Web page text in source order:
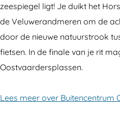
zeespiegel ligt! Je duikt het
de Veluwerandmeren om de
door de nieuwe natuurstrook
fietsen. In de finale van je rit
Oostvaardersplassen.
Lees meer over Buitencentrum